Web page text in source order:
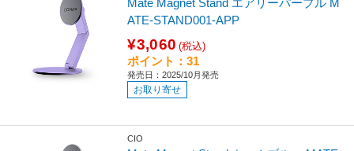
Mate Magnet Stand エアリーパープル M
ATE-STAND001-APP
¥3,060 (税込)
ポイント：31
発売日：2025/10月発売
お取り寄せ
CIO